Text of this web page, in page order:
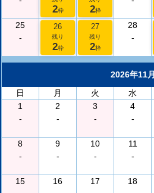
2枠 2枠
25
-
26
残り
2枠
27
残り
2枠
28
-
2026年11月
日
月 火 水
1
-
2
-
3
-
4
-
8
-
9
-
10
-
11
-
15
16
17
18